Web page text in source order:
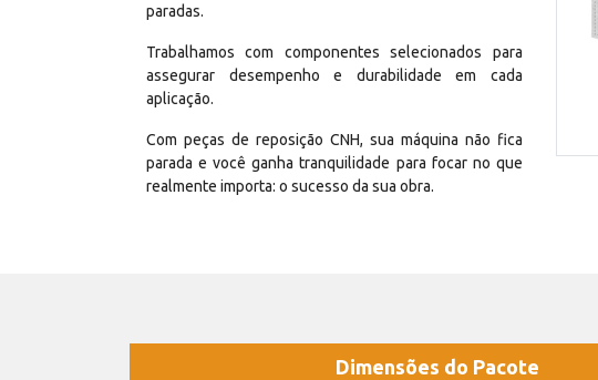
paradas.
Trabalhamos com componentes selecionados para
assegurar desempenho e durabilidade em cada
aplicação.
Com peças de reposição CNH, sua máquina não fica
parada e você ganha tranquilidade para focar no que
realmente importa: o sucesso da sua obra.
Dimensões do Pacote